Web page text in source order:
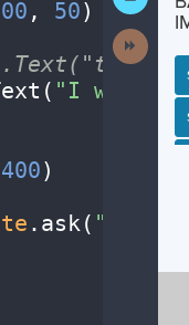
, 50)
·
"I went to
400)
. ask( "Choose
Activity